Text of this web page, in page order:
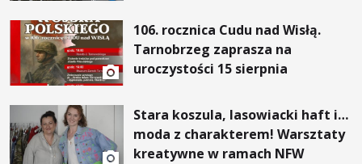
106. rocznica Cudu nad Wisłą.
Tarnobrzeg zaprasza na
uroczystości 15 sierpnia
Stara koszula, lasowiacki haft i…
moda z charakterem! Warsztaty
kreatywne w ramach NFW